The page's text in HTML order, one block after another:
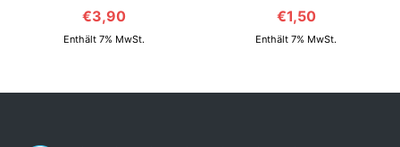
€3,90
Enthält 7% MwSt.
€1,50
Enthält 7% MwSt.